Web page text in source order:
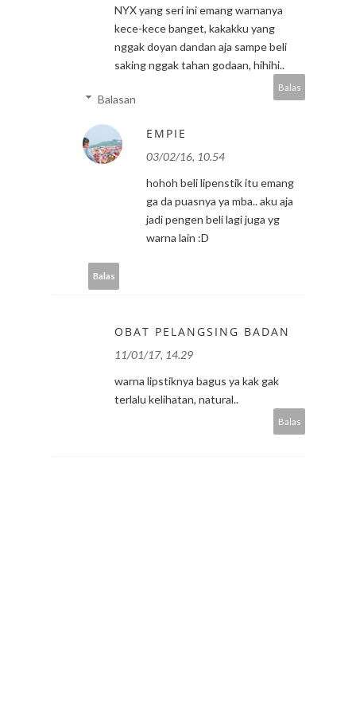
NYX yang seri ini emang warnanya
kece-kece banget, kakakku yang
nggak doyan dandan aja sampe beli
saking nggak tahan godaan, hihihi..
Balas
Balasan
EMPIE
03/02/16, 10.54
hohoh beli lipenstik itu emang
ga da puasnya ya mba.. aku aja
jadi pengen beli lagi juga yg
warna lain :D
Balas
OBAT PELANGSING BADAN
11/01/17, 14.29
warna lipstiknya bagus ya kak gak
terlalu kelihatan, natural..
Balas